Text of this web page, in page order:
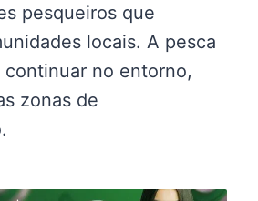
pesqueiros que
locais. A pesca
no entorno,
zonas de